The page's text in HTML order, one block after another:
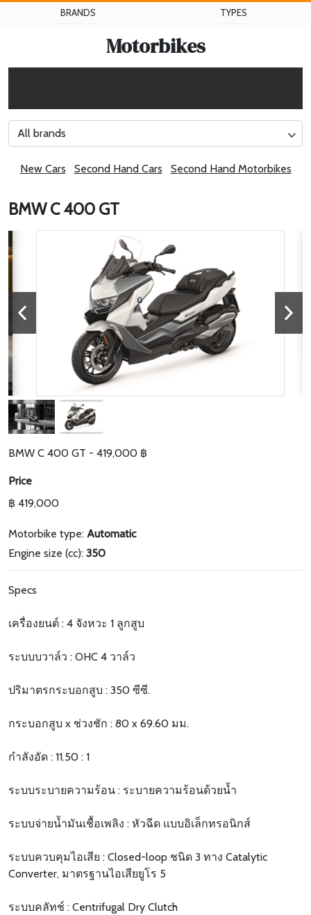
BRANDS TYPES
Motorbikes
All brands
New Cars Second Hand Cars Second Hand Motorbikes
BMW C 400 GT
BMW C 400 GT - 419,000 ฿
Price
฿ 419,000
Motorbike type: Automatic
Engine size (cc): 350
Specs
เครื่องยนต์ : 4 จังหวะ 1 ลูกสูบ
ระบบบวาล์ว : OHC 4 วาล์ว
ปริมาตรกระบอกสูบ : 350 ซีซี.
กระบอกสูบ x ช่วงชัก : 80 x 69.60 มม.
กำลังอัด : 11.50 : 1
ระบบระบายความร้อน : ระบายความร้อนด้วยน้ำ
ระบบจ่ายน้ำมันเชื้อเพลิง : หัวฉีด แบบอิเล็กทรอนิกส์
ระบบควบคุมไอเสีย : Closed-loop ชนิด 3 ทาง Catalytic
Converter, มาตรฐานไอเสียยูโร 5
ระบบคลัทช์ : Centrifugal Dry Clutch